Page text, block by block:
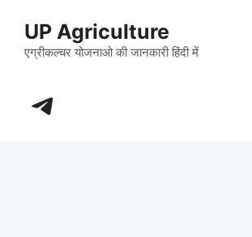
content
UP Agriculture
एग्रीकल्चर योजनाओ की जानकारी हिंदी में
https://t.me/+_dXT-DwpRj03ZDhl